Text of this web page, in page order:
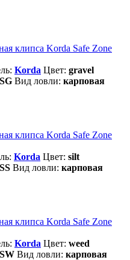
клипса Korda Safe Zone
Korda Цвет: gravel
Вид ловли: карповая
клипса Korda Safe Zone
Korda Цвет: silt
Вид ловли: карповая
клипса Korda Safe Zone
Korda Цвет: weed
Вид ловли: карповая